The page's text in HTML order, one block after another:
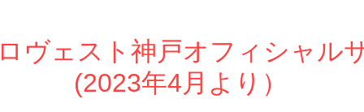
ヴェスト神戸オフィシャル
(2023年4月より）